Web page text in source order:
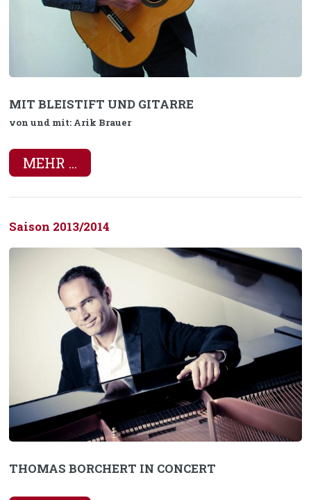
MIT BLEISTIFT UND GITARRE
von und mit: Arik Brauer
MEHR ...
Saison 2013/2014
THOMAS BORCHERT IN CONCERT